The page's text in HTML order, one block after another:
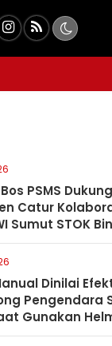
PSMS Dukung
Catur
Sumut STOK
Dinilai
Pengendara
Gunakan